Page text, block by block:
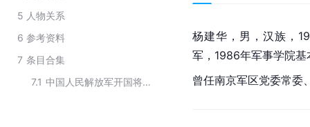
5 人物关系
6 参考资料
7 条目合集
7.1
中国人民解放军开国将领家属
杨建华，男， 汉族 ，
军，1986年军事学院
曾任南京军区党委常委